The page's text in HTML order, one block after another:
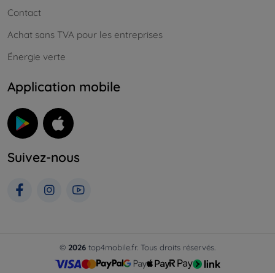
Contact
Achat sans TVA pour les entreprises
Énergie verte
Application mobile
Suivez-nous
© 2026 top4mobile.fr. Tous droits réservés.